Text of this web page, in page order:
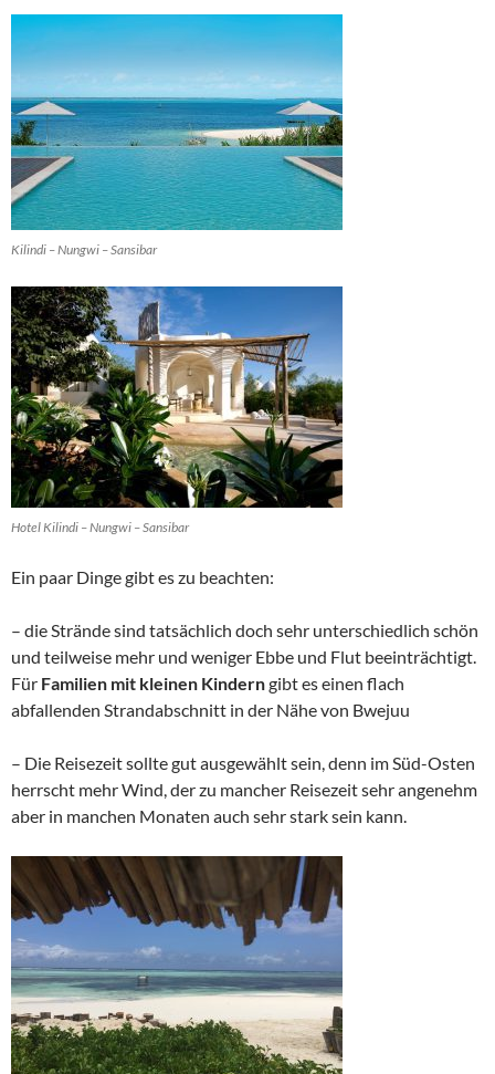
Kilindi – Nungwi – Sansibar
Hotel Kilindi – Nungwi – Sansibar
Ein paar Dinge gibt es zu beachten:
– die Strände sind tatsächlich doch sehr unterschiedlich schön
und teilweise mehr und weniger Ebbe und Flut beeinträchtigt.
Für Familien mit kleinen Kinderngibt es einen flach
abfallenden Strandabschnitt in der Nähe von Bwejuu
– Die Reisezeit sollte gut ausgewählt sein, denn im Süd-Osten
herrscht mehr Wind, der zu mancher Reisezeit sehr angenehm
aber in manchen Monaten auch sehr stark sein kann.